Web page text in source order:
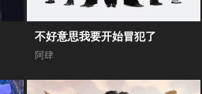
不好意思我要开始冒犯了
阿肆